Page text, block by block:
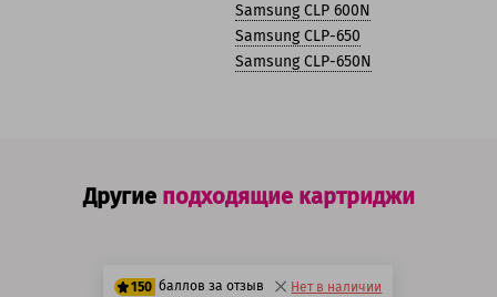
Samsung CLP 600N
Samsung CLP-650
Samsung CLP-650N
Другие подходящие картриджи
150 баллов за отзыв Нет в наличии